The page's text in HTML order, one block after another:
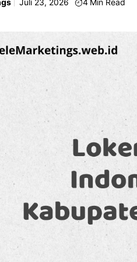
Juli 23, 2026 4 Min Read